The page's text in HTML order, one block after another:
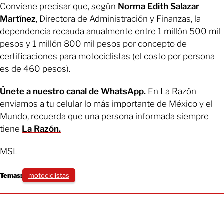
Conviene precisar que, según Norma Edith Salazar
Martínez, Directora de Administración y Finanzas, la
dependencia recauda anualmente entre 1 millón 500 mil
pesos y 1 millón 800 mil pesos por concepto de
certificaciones para motociclistas (el costo por persona
es de 460 pesos).
Únete a nuestro canal de WhatsApp. En La Razón
enviamos a tu celular lo más importante de México y el
Mundo, recuerda que una persona informada siempre
tiene La Razón.
MSL
Temas: motociclistas